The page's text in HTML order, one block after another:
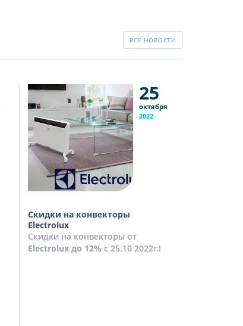
ВСЕ НОВОСТИ
25
октября
2022
Скидки на конвекторы
Electrolux
Скидки на конвекторы от
Electrolux до 12% с 25.10 2022г.!